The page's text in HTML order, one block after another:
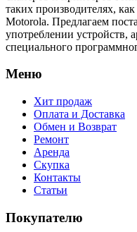
таких производителях,
Motorola. Предлагаем
употреблении устройств,
специального
Меню
Хит продаж
Оплата и Доставка
Обмен и Возврат
Ремонт
Аренда
Скупка
Контакты
Статьи
Покупателю